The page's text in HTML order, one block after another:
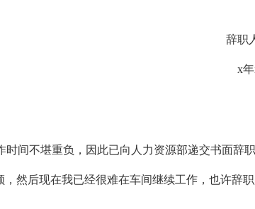
辞职人
x年x
间不堪重负，因此已向人力资源部递交书面辞职
然后现在我已经很难在车间继续工作，也许辞